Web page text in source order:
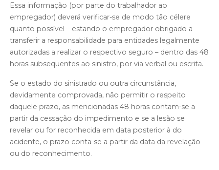
Essa informação (por parte do trabalhador ao
empregador) deverá verificar-se de modo tão célere
quanto possível – estando o empregador obrigado a
transferir a responsabilidade para entidades legalmente
autorizadas a realizar o respectivo seguro – dentro das 48
horas subsequentes ao sinistro, por via verbal ou escrita.
Se o estado do sinistrado ou outra circunstância,
devidamente comprovada, não permitir o respeito
daquele prazo, as mencionadas 48 horas contam-se a
partir da cessação do impedimento e se a lesão se
revelar ou for reconhecida em data posterior à do
acidente, o prazo conta-se a partir da data da revelação
ou do reconhecimento.